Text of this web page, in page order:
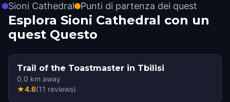
Sioni Cathedral Punti di partenza dei quest
Esplora Sioni Cathedral con un
quest Questo
Trail of the Toastmaster in Tbilisi
0.0 km away
★4.6(11 reviews)